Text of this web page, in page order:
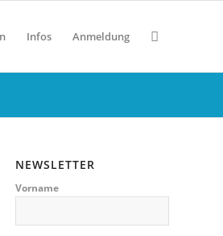
Infos Anmeldung
NEWSLETTER
Vorname